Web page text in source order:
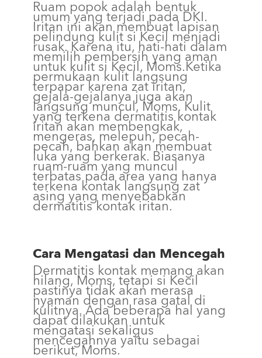
Ruam popok adalah bentuk
umum yang terjadi pada DKI.
Iritan ini akan membuat lapisan
pelindung kulit si Kecil menjadi
rusak. Karena itu, hati-hati dalam
memilih pembersih yang aman
untuk kulit si Kecil, Moms.Ketika
permukaan kulit langsung
terpapar karena zat iritan,
gejala-gejalanya juga akan
langsung muncul, Moms. Kulit
yang terkena dermatitis kontak
iritan akan membengkak,
mengeras, melepuh, pecah-
pecah, bahkan akan membuat
luka yang berkerak. Biasanya
ruam-ruam yang muncul
terbatas pada area yang hanya
terkena kontak langsung zat
asing yang menyebabkan
dermatitis kontak iritan.
Cara Mengatasi dan Mencegah
Dermatitis kontak memang akan
hilang, Moms, tetapi si Kecil
pastinya tidak akan merasa
nyaman dengan rasa gatal di
kulitnya. Ada beberapa hal yang
dapat dilakukan untuk
mengatasi sekaligus
mencegahnya yaitu sebagai
berikut, Moms.